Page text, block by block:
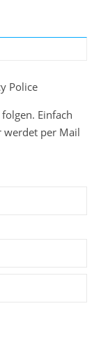
Police
Einfach
werdet per Mail